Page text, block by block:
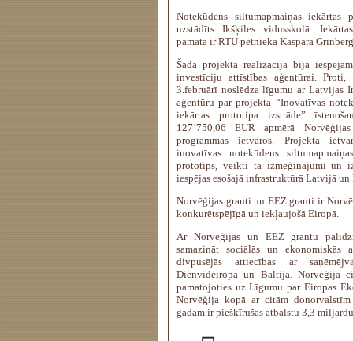
Notekūdens siltumapmaiņas iekārtas
uzstādīts Ikšķiles vidusskolā.
pamatā ir RTU pētnieka Kaspara
Šāda projekta realizācija bija
investīciju attīstības aģentūrai. Proti,
3.februārī noslēdza līgumu ar Latvijas
aģentūru par projekta “Inovatīvas
iekārtas prototipa izstrāde”
127’750,06 EUR apmērā
programmas ietvaros. Projekta
inovatīvas notekūdens
prototips, veikti tā izmēģinājumi un
iespējas esošajā infrastruktūrā Latvijā
Norvēģijas granti un EEZ granti ir
konkurētspējīgā un iekļaujošā Eiropā.
Ar Norvēģijas un EEZ grantu
samazināt sociālās un ekonomiskās
divpusējās attiecības ar
Dienvideiropā un Baltijā. Norvēģija
pamatojoties uz Līgumu par Eiropas
Norvēģija kopā ar citām
gadam ir piešķīrušas atbalstu 3,3